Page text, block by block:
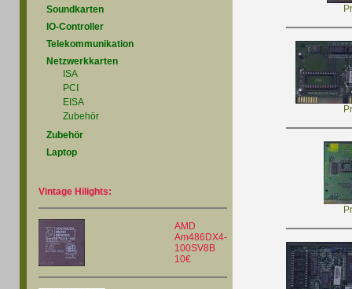
Soundkarten
IO-Controller
Telekommunikation
Netzwerkkarten
ISA
PCI
EISA
Zubehör
Zubehör
Laptop
Vintage Hilights:
AMD
Am486DX4-
100SV8B
10€